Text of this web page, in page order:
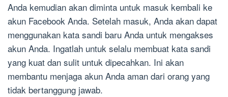
Anda kemudian akan diminta untuk masuk kembali ke
akun Facebook Anda. Setelah masuk, Anda akan dapat
menggunakan kata sandi baru Anda untuk mengakses
akun Anda. Ingatlah untuk selalu membuat kata sandi
yang kuat dan sulit untuk dipecahkan. Ini akan
membantu menjaga akun Anda aman dari orang yang
tidak bertanggung jawab.